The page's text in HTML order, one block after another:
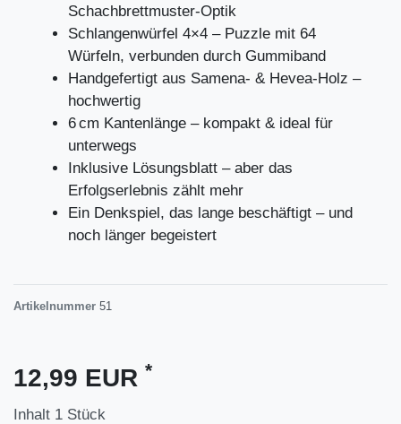
Schachbrettmuster-Optik
Schlangenwürfel 4×4 – Puzzle mit 64
Würfeln, verbunden durch Gummiband
Handgefertigt aus Samena- & Hevea-Holz –
hochwertig
6 cm Kantenlänge – kompakt & ideal für
unterwegs
Inklusive Lösungsblatt – aber das
Erfolgserlebnis zählt mehr
Ein Denkspiel, das lange beschäftigt – und
noch länger begeistert
Artikelnummer 51
12,99 EUR *
Inhalt 1 Stück